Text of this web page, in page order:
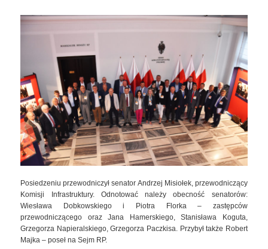
Posiedzeniu przewodniczył senator Andrzej Misiołek, przewodniczący
Komisji Infrastruktury. Odnotować należy obecność senatorów:
Wiesława Dobkowskiego i Piotra Florka – zastępców
przewodniczącego oraz Jana Hamerskiego, Stanisława Koguta,
Grzegorza Napieralskiego, Grzegorza Paczkisa. Przybył także Robert
Majka – poseł na Sejm RP.